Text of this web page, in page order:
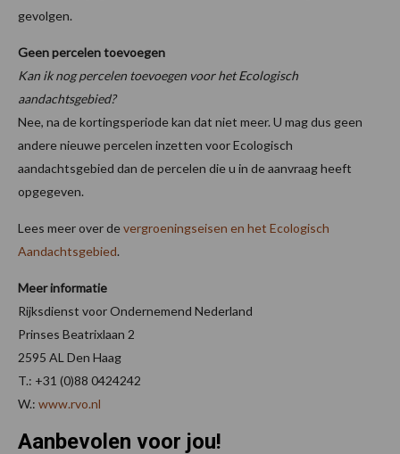
gevolgen.
Geen percelen toevoegen
Kan ik nog percelen toevoegen voor het Ecologisch
aandachtsgebied?
Nee, na de kortingsperiode kan dat niet meer. U mag dus geen
andere nieuwe percelen inzetten voor Ecologisch
aandachtsgebied dan de percelen die u in de aanvraag heeft
opgegeven.
Lees meer over devergroeningseisen en het Ecologisch
Aandachtsgebied.
Meer informatie
Rijksdienst voor Ondernemend Nederland
Prinses Beatrixlaan 2
2595 AL Den Haag
T.: +31 (0)88 0424242
W.: www.rvo.nl
Aanbevolen voor jou!